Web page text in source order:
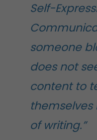
Self-
someone
does not
content to
of writing.”